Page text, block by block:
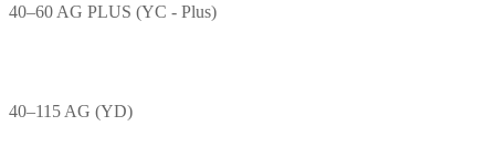
40–60 AG PLUS (YC - Plus)
40–115 AG (YD)